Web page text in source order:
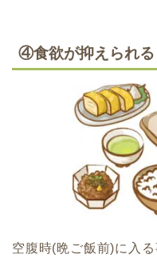
④食欲が抑えられる
空腹時(晩ご飯前)に入